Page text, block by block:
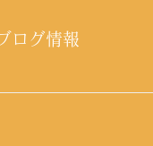
ログ情報